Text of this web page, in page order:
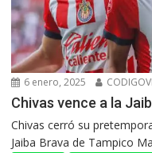
6 enero, 2025
Chivas vence a la
Chivas cerró su
Jaiba Brava de Tampico